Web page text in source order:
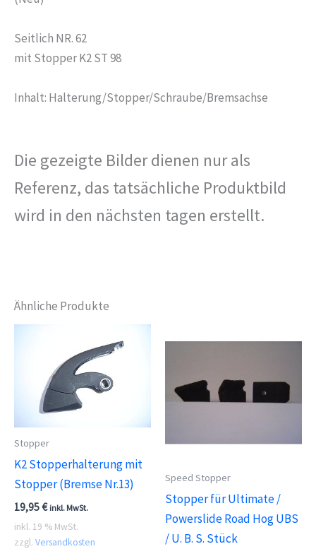
Seitlich NR. 62
mit Stopper K2 ST 98
Inhalt: Halterung/Stopper/Schraube/Bremsachse
Die gezeigte Bilder dienen nur als
Referenz, das tatsächliche Produktbild
wird in den nächsten tagen erstellt.
Ähnliche Produkte
Stopper
K2 Stopperhalterung mit
Stopper (Bremse Nr.13)
19,95€ inkl. MwSt.
inkl. 19 % MwSt.
zzgl. Versandkosten
Speed Stopper
Stopper für Ultimate /
Powerslide Road Hog UBS
/ U. B. S. Stück